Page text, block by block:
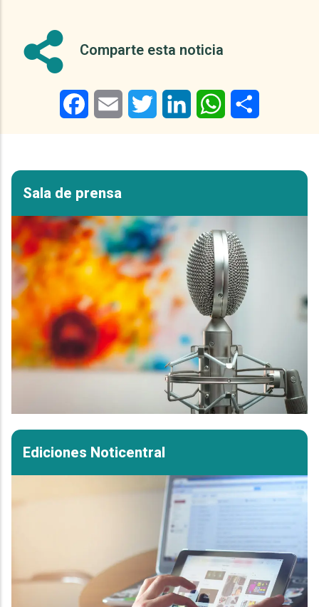
Comparte esta noticia
FacebookEmail Twitter LinkedIn WhatsApp
Sala de prensa
Ediciones Noticentral